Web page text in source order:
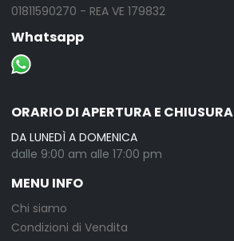
01811590270 - REA VE 179832
Whatsapp
ORARIO DI APERTURA E CHIUSURA
DA LUNEDÌ A DOMENICA
dalle 9:00 am alle 17:00 pm
MENU INFO
Chi siamo
Condizioni di Vendita